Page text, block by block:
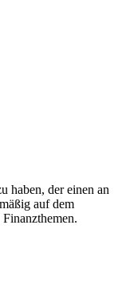
haben, der einen an
auf dem